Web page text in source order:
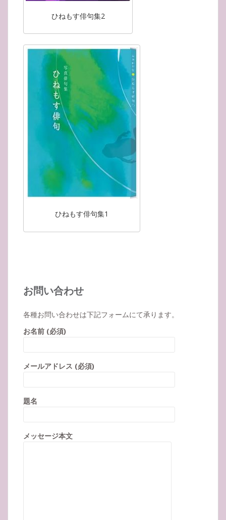
ひねもす俳句集2
ひねもす俳句集1
お問い合わせ
各種お問い合わせは下記フォームにて承ります。
お名前 (必須)
メールアドレス (必須)
題名
メッセージ本文